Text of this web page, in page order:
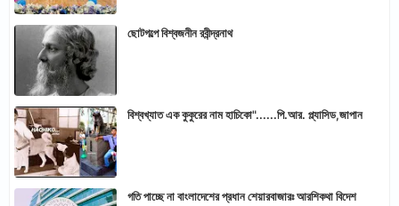
ছোটগল্পে বিশ্বজনীন রবীন্দ্রনাথ
বিশ্বখ্যাত এক কুকুরের নাম হাচিকো"......পি.আর. প্ল্যাসিড,জাপান
গতি পাচ্ছে না বাংলাদেশের প্রধান শেয়ারবাজারঃ আরশিকথা বিদেশ